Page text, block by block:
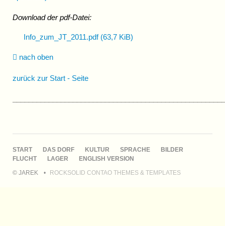
Download der pdf-Datei:
Info_zum_JT_2011.pdf (63,7 KiB)
nach oben
zurück zur Start - Seite
NAVIGATION
ÜBERSPRINGEN
START DAS DORF KULTUR SPRACHE
BILDER
FLUCHT
LAGER
ENGLISH VERSION
© JAREK
ROCKSOLID CONTAO THEMES & TEMPLATES